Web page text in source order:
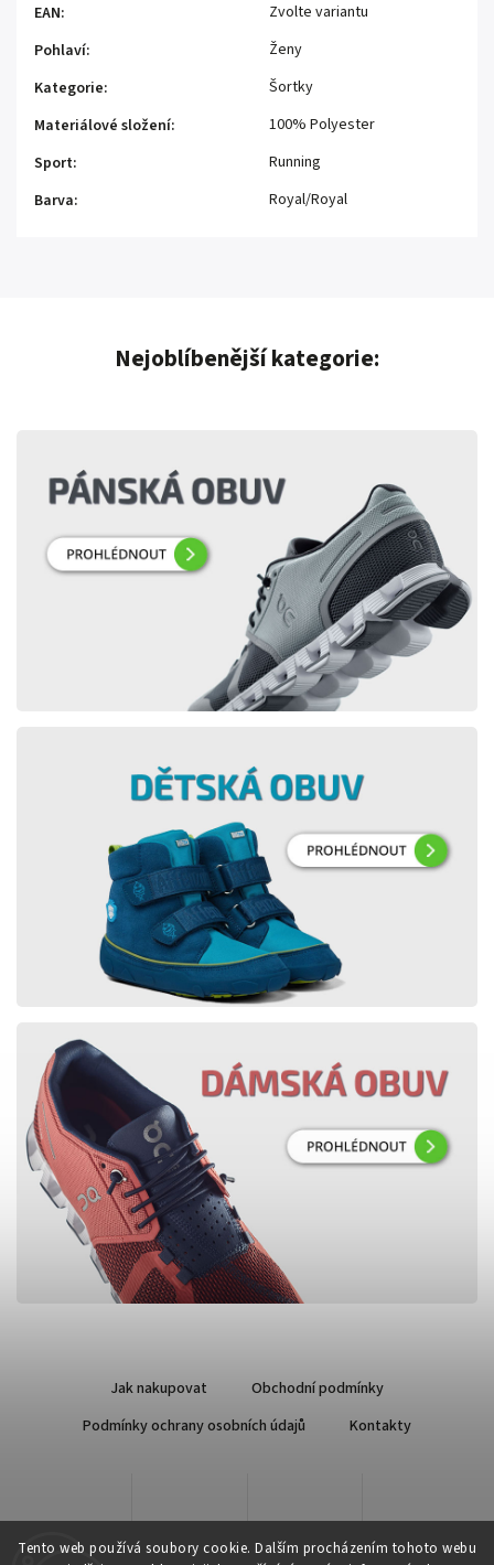
Tento web používá soubory cookie. Dalším procházením tohoto webu
EAN:
Zvolte variantu
Pohlaví:
Ženy
Kategorie:
Šortky
Materiálové složení:
100% Polyester
Sport:
Running
Barva: Royal/Royal
Nejoblíbenější kategorie:
Jak nakupovat
Obchodní podmínky
Podmínky ochrany osobních údajů
Kontakty